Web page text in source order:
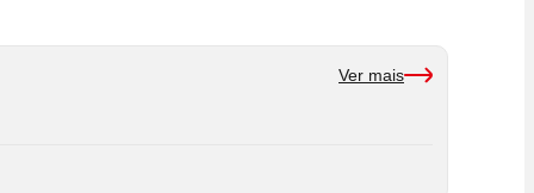
Ver mais